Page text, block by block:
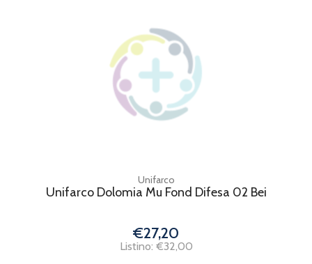
Unifarco
Unifarco Dolomia Mu Fond Difesa 02 Bei
€27,20
Listino: €32,00